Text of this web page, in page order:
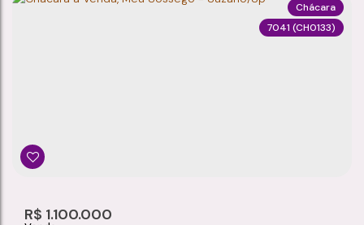
7041 (CH0133)
Chácara
R$ 1.100.000